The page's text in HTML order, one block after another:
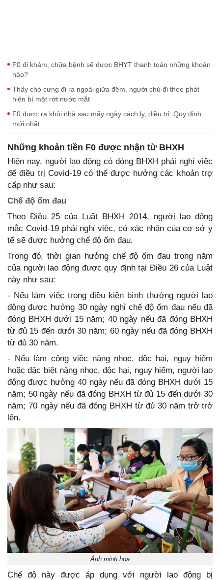
F0 đi khám, chữa bệnh sẽ được BHYT thanh toán những khoản
nào?
Thấy chó cưng đi ra ngoài giữa đêm, người chủ đi theo phát
hiện bí mật rớt nước mắt
F0 được ra khỏi nhà sau mấy ngày cách ly, điều trị: Quy định
mới nhất
Những khoản tiền F0 được nhận từ BHXH
Hiện nay, người lao động có đóng BHXH phải nghỉ việc
để điều trị Covid-19 có thể được hưởng các khoản trợ
cấp như sau:
Chế độ ốm đau
Theo Điều 25 của Luật BHXH 2014, người lao động
mắc Covid-19 phải nghỉ việc, có xác nhận của cơ sở y
tế sẽ được hưởng chế độ ốm đau.
Trong đó, thời gian hưởng chế độ ốm đau trong năm
của người lao động được quy định tại Điều 26 của Luật
này như sau:
- Nếu làm việc trong điều kiện bình thường người lao
động được hưởng 30 ngày nghỉ chế độ ốm đau nếu đã
đóng BHXH dưới 15 năm; 40 ngày nếu đã đóng BHXH
từ đủ 15 đến dưới 30 năm; 60 ngày nếu đã đóng BHXH
từ đủ 30 năm.
- Nếu làm công việc nặng nhọc, độc hại, nguy hiểm
hoặc đặc biệt nặng nhọc, độc hại, nguy hiểm, người lao
động được hưởng 40 ngày nếu đã đóng BHXH dưới 15
năm; 50 ngày nếu đã đóng BHXH từ đủ 15 đến dưới 30
năm; 70 ngày nếu đã đóng BHXH từ đủ 30 năm trở trở
lên.
Ảnh minh họa
Chế độ này được áp dụng với người lao động bị